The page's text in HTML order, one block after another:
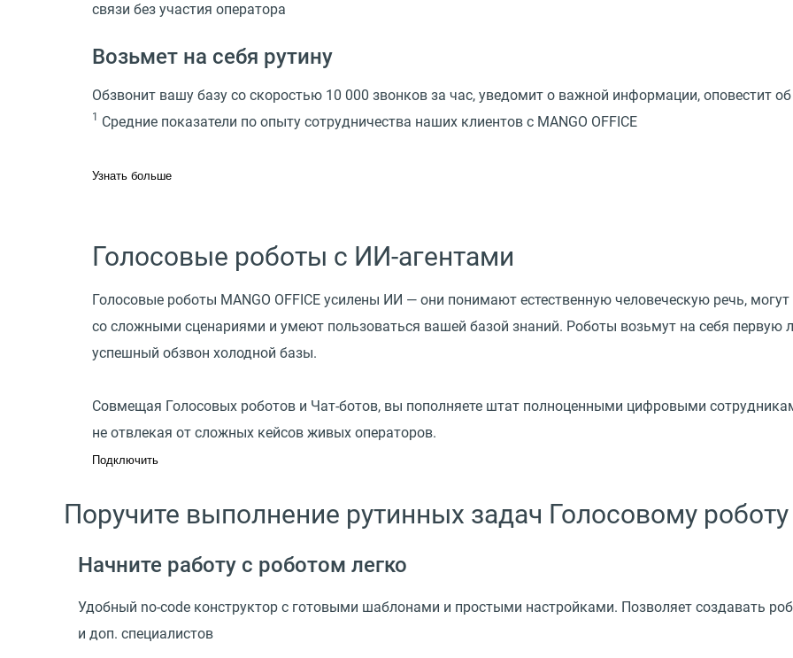
связи без участия оператора
Возьмет на себя рутину
Обзвонит вашу базу со скоростью 10 000 звонков за час, уведомит о важной информации, оповестит
1 Средние показатели по опыту сотрудничества наших клиентов с MANGO OFFICE
Узнать больше
Голосовые роботы с ИИ-агентами
Голосовые роботы MANGO OFFICE усилены ИИ — они понимают естественную человеческую речь,
со сложными сценариями и умеют пользоваться вашей базой знаний. Роботы возьмут на себя первую
успешный обзвон холодной базы.
Совмещая Голосовых роботов и Чат-ботов, вы пополняете штат полноценными цифровыми
не отвлекая от сложных кейсов живых операторов.
Подключить
Поручите выполнение рутинных задач Голосовому роботу
Начните работу с роботом легко
Удобный no-code конструктор с готовыми шаблонами и простыми настройками. Позволяет создавать
и доп. специалистов